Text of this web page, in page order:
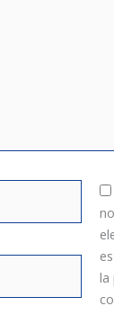
la